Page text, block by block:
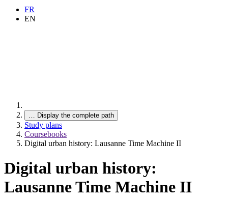
FR
EN
… Display the complete path
Study plans
Coursebooks
Digital urban history: Lausanne Time Machine II
Digital urban history:
Lausanne Time Machine II